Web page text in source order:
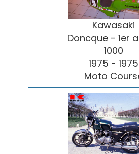
Kawasaki
Doncque - 1er
1000
1975 - 1975
Moto